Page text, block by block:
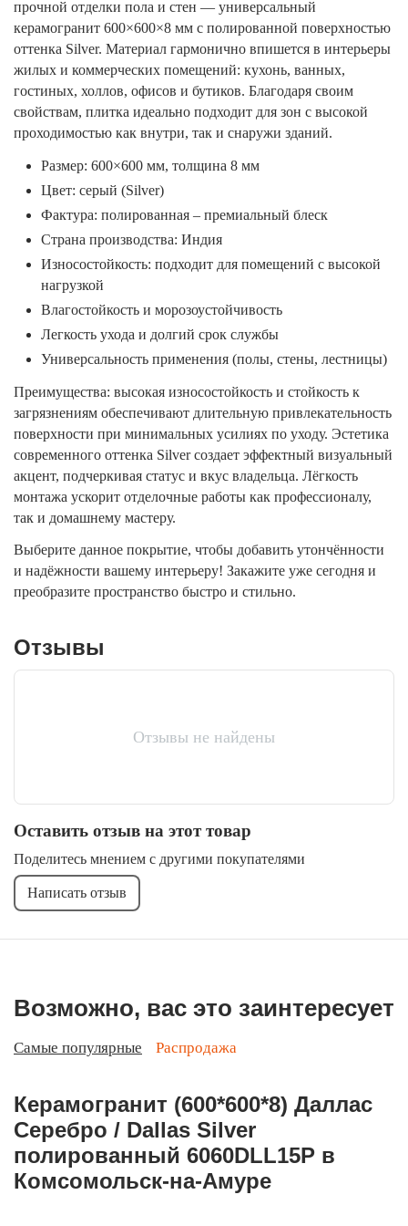
прочной отделки пола и стен — универсальный
керамогранит 600×600×8 мм с полированной поверхностью
оттенка Silver. Материал гармонично впишется в интерьеры
жилых и коммерческих помещений: кухонь, ванных,
гостиных, холлов, офисов и бутиков. Благодаря своим
свойствам, плитка идеально подходит для зон с высокой
проходимостью как внутри, так и снаружи зданий.
Размер: 600×600 мм, толщина 8 мм
Цвет: серый (Silver)
Фактура: полированная – премиальный блеск
Страна производства: Индия
Износостойкость: подходит для помещений с высокой
нагрузкой
Влагостойкость и морозоустойчивость
Легкость ухода и долгий срок службы
Универсальность применения (полы, стены, лестницы)
Преимущества: высокая износостойкость и стойкость к
загрязнениям обеспечивают длительную привлекательность
поверхности при минимальных усилиях по уходу. Эстетика
современного оттенка Silver создает эффектный визуальный
акцент, подчеркивая статус и вкус владельца. Лёгкость
монтажа ускорит отделочные работы как профессионалу,
так и домашнему мастеру.
Выберите данное покрытие, чтобы добавить утончённости
и надёжности вашему интерьеру! Закажите уже сегодня и
преобразите пространство быстро и стильно.
Отзывы
Отзывы не найдены
Оставить отзыв на этот товар
Поделитесь мнением с другими покупателями
Написать отзыв
Возможно, вас это заинтересует
Самые популярные Распродажа
Керамогранит (600*600*8) Даллас
Серебро / Dallas Silver
полированный 6060DLL15P в
Комсомольск-на-Амуре